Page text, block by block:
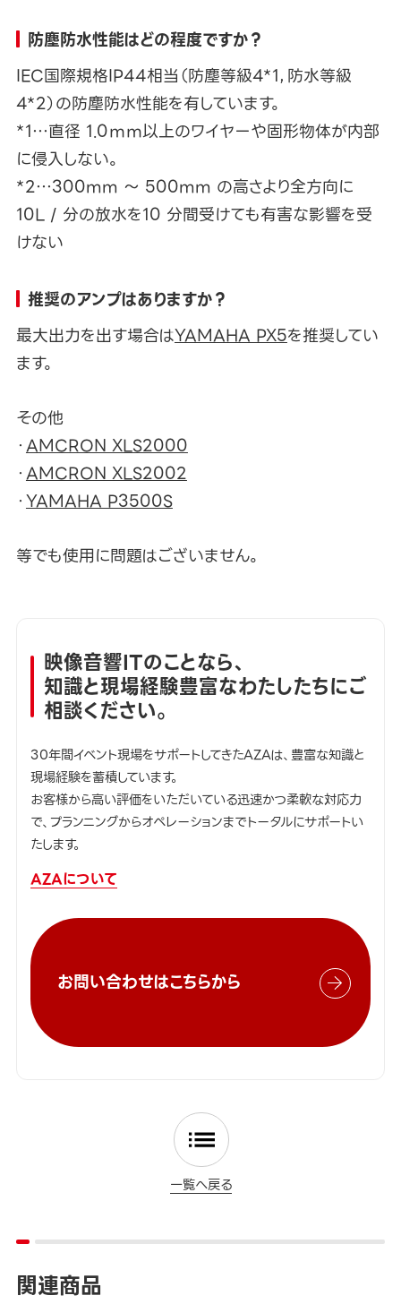
防塵防水性能はどの程度ですか？
IEC国際規格IP44相当（防塵等級4*1，防水等級
4*2）の防塵防水性能を有しています。
*1…直径 1.0ｍｍ以上のワイヤーや固形物体が内部
に侵入しない。
*2…300mm 〜 500mm の高さより全方向に
10L / 分の放水を10 分間受けても有害な影響を受
けない
推奨のアンプはありますか？
最大出力を出す場合はYAMAHA PX5を推奨してい
ます。
その他
・AMCRON XLS2000
・AMCRON XLS2002
・YAMAHA P3500S
等でも使用に問題はございません。
映像音響ITのことなら、
知識と現場経験豊富なわたしたちにご
相談ください。
30年間イベント現場をサポートしてきたAZAは、豊富な知識と
現場経験を蓄積しています。
お客様から高い評価をいただいている迅速かつ柔軟な対応力
で、プランニングからオペレーションまでトータルにサポートい
たします。
AZAについて
お問い合わせはこちらから
一覧へ戻る
関連商品